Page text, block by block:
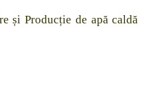
și Producție de apă caldă